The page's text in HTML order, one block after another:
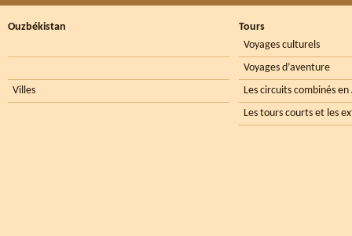
Ouzbékistan
Villes
Tours
Voyages culturels
Voyages d’aventure
Les circuits combinés
Les tours courts et les